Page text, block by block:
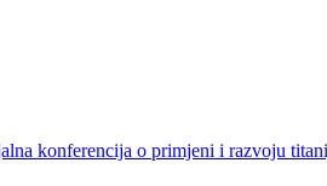
konferencija o primjeni i razvoju